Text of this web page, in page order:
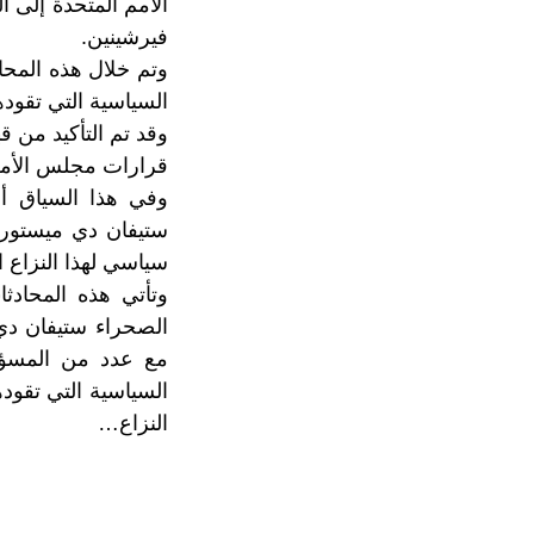
الأمم المتحدة
فيرشينين.
وتم خلال هذه
السياسية التي
وقد تم التأكيد
قرارات مجلس
وفي هذا السياق
ستيفان دي
سياسي لهذا النزاع
وتأتي هذه
الصحراء ستيفان
مع عدد من
السياسية التي
النزاع…